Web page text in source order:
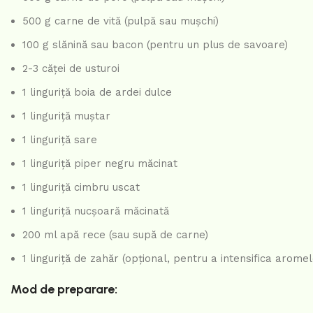
500 g carne de vită (pulpă sau mușchi)
100 g slănină sau bacon (pentru un plus de savoare)
2-3 căței de usturoi
1 linguriță boia de ardei dulce
1 linguriță muștar
1 linguriță sare
1 linguriță piper negru măcinat
1 linguriță cimbru uscat
1 linguriță nucșoară măcinată
200 ml apă rece (sau supă de carne)
1 linguriță de zahăr (opțional, pentru a intensifica
Mod de preparare: